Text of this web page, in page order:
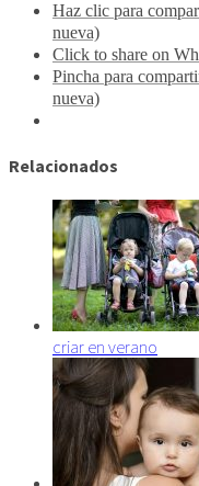
Haz clic para
nueva)
Click to share on
Pincha para
nueva)
Relacionados
criar en verano